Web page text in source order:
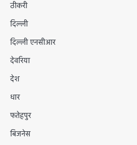
ठीकरी
दिल्ली
दिल्ली एनसीआर
देवरिया
देश
धार
फतेहपुर
बिजनेस